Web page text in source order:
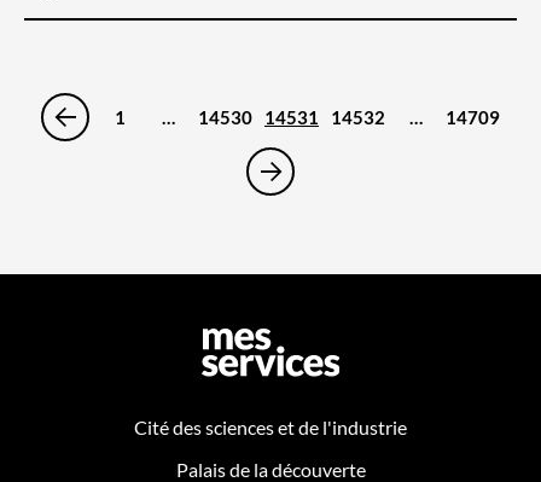
1 … 14530 14531 14532 … 14709
Cité des sciences et de l'industrie
Palais de la découverte